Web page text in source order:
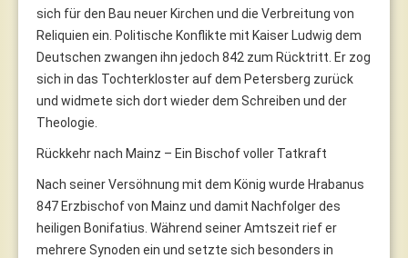
sich für den Bau neuer Kirchen und die Verbreitung von
Reliquien ein. Politische Konflikte mit Kaiser Ludwig dem
Deutschen zwangen ihn jedoch 842 zum Rücktritt. Er zog
sich in das Tochterkloster auf dem Petersberg zurück
und widmete sich dort wieder dem Schreiben und der
Theologie.
Rückkehr nach Mainz – Ein Bischof voller Tatkraft
Nach seiner Versöhnung mit dem König wurde Hrabanus
847 Erzbischof von Mainz und damit Nachfolger des
heiligen Bonifatius. Während seiner Amtszeit rief er
mehrere Synoden ein und setzte sich besonders in